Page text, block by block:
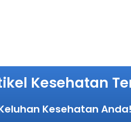
Kesehatan
Kesehatan Anda!